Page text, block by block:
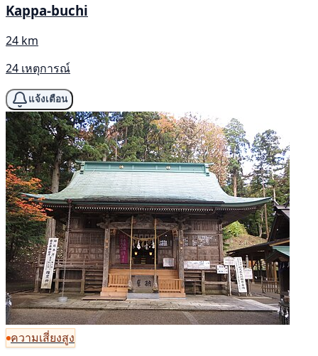
Kappa-buchi
24 km
24 เหตุการณ์
แจ้งเตือน
ความเสี่ยงสูง